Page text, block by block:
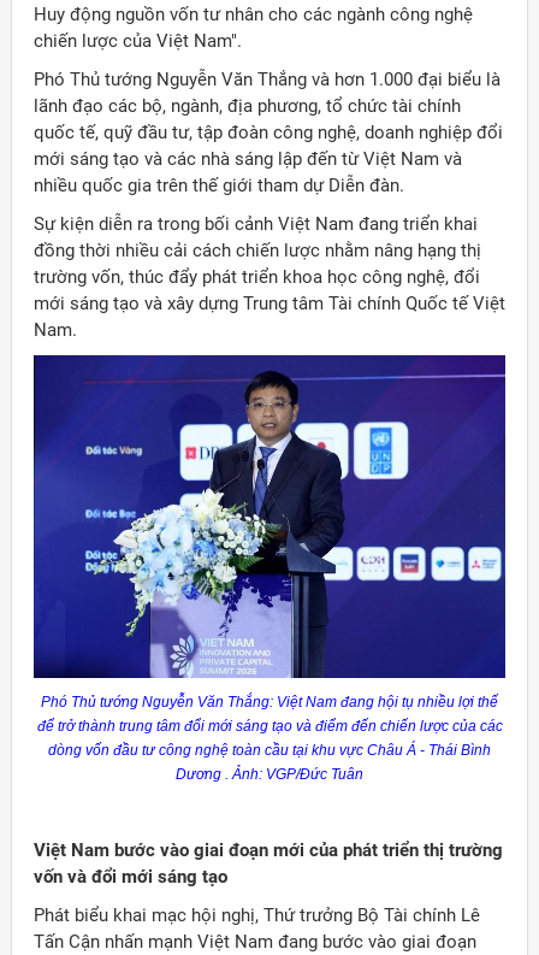
Việt Nam ở nước ngoài
Huy động nguồn vốn tư nhân cho các ngành công nghệ
chiến lược của Việt Nam".
Phó Thủ tướng Nguyễn Văn Thắng và hơn 1.000 đại biểu là
lãnh đạo các bộ, ngành, địa phương, tổ chức tài chính
quốc tế, quỹ đầu tư, tập đoàn công nghệ, doanh nghiệp đổi
mới sáng tạo và các nhà sáng lập đến từ Việt Nam và
nhiều quốc gia trên thế giới tham dự Diễn đàn.
Sự kiện diễn ra trong bối cảnh Việt Nam đang triển khai
đồng thời nhiều cải cách chiến lược nhằm nâng hạng thị
trường vốn, thúc đẩy phát triển khoa học công nghệ, đổi
mới sáng tạo và xây dựng Trung tâm Tài chính Quốc tế Việt
Nam.
Phó Thủ tướng Nguyễn Văn Thắng: Việt Nam đang hội tụ nhiều lợi thế
để trở thành trung tâm đổi mới sáng tạo và điểm đến chiến lược của các
dòng vốn đầu tư công nghệ toàn cầu tại khu vực Châu Á - Thái Bình
Dương . Ảnh: VGP/Đức Tuân
Việt Nam bước vào giai đoạn mới của phát triển thị trường
vốn và đổi mới sáng tạo
Phát biểu khai mạc hội nghị, Thứ trưởng Bộ Tài chính Lê
Tấn Cận nhấn mạnh Việt Nam đang bước vào giai đoạn